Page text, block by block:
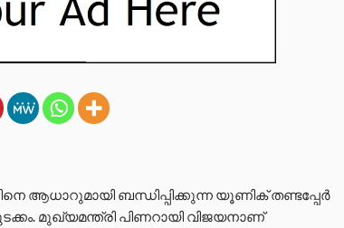
ആധാറുമായി ബന്ധിപ്പിക്കുന്ന യൂണിക് തണ്ടപ്പേർ
മുഖ്യമന്ത്രി പിണറായി വിജയനാണ്